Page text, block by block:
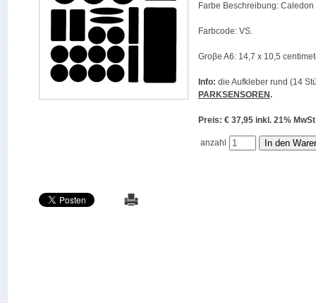
Farbe Beschreibung: Caledon
Farbcode: VS.
Groβe A6: 14,7 x 10,5
Info: die Aufkleber rund (14
PARKSENSOREN.
Preis: € 37,95 inkl. 21%
anzahl